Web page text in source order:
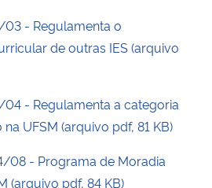
03 - Regulamenta o
de outras IES (arquivo
04 - Regulamenta a categoria
UFSM (arquivo pdf, 81 KB)
08 - Programa de Moradia
(arquivo pdf, 84 KB)